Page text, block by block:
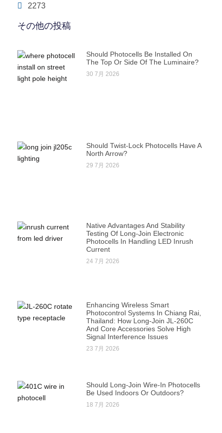
2273
その他の投稿
Should Photocells Be Installed On
The Top Or Side Of The Luminaire?
30 7月 2026
Should Twist-Lock Photocells Have A
North Arrow?
29 7月 2026
Native Advantages And Stability
Testing Of Long-Join Electronic
Photocells In Handling LED Inrush
Current
24 7月 2026
Enhancing Wireless Smart
Photocontrol Systems In Chiang Rai,
Thailand: How Long-Join JL-260C
And Core Accessories Solve High
Signal Interference Issues
23 7月 2026
Should Long-Join Wire-In Photocells
Be Used Indoors Or Outdoors?
18 7月 2026